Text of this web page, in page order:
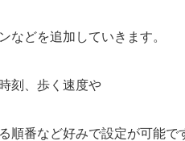
などを追加していきます。
刻、歩く速度や
順番など好みで設定が可能で